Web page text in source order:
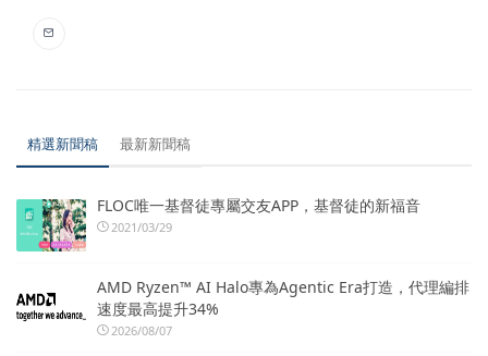
精選新聞稿 最新新聞稿
FLOC唯一基督徒專屬交友APP，基督徒的新福音
2021/03/29
AMD Ryzen™ AI Halo專為Agentic Era打造，代理編排
速度最高提升34%
2026/08/07